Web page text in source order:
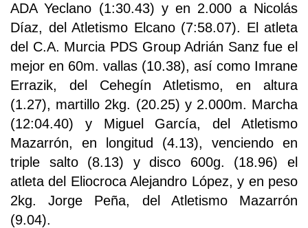
ADA Yeclano (1:30.43) y en 2.000 a Nicolás
Díaz, del Atletismo Elcano (7:58.07). El atleta
del C.A. Murcia PDS Group Adrián Sanz fue el
mejor en 60m. vallas (10.38), así como Imrane
Errazik, del Cehegín Atletismo, en altura
(1.27), martillo 2kg. (20.25) y 2.000m. Marcha
(12:04.40) y Miguel García, del Atletismo
Mazarrón, en longitud (4.13), venciendo en
triple salto (8.13) y disco 600g. (18.96) el
atleta del Eliocroca Alejandro López, y en peso
2kg. Jorge Peña, del Atletismo Mazarrón
(9.04).